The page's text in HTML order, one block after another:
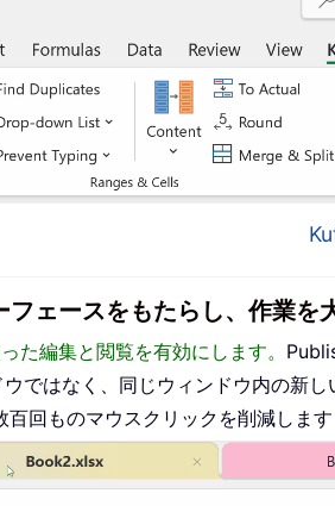
ェースをもたらし、作業を
編集と閲覧を有効にします。
ではなく、同じウィンドウ内の新し
回ものマウスクリックを削減します